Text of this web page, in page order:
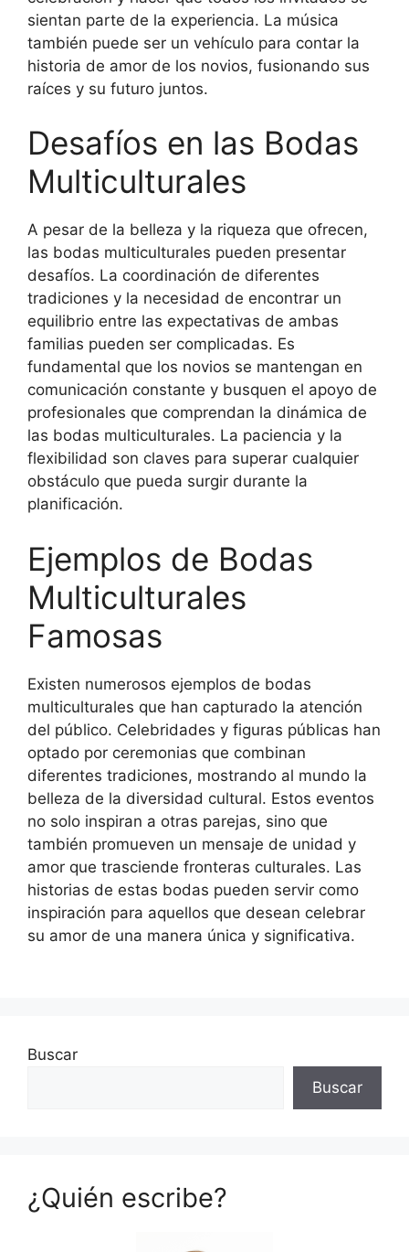
sientan parte de la experiencia. La música
también puede ser un vehículo para contar la
historia de amor de los novios, fusionando sus
raíces y su futuro juntos.
Desafíos en las Bodas
Multiculturales
A pesar de la belleza y la riqueza que ofrecen,
las bodas multiculturales pueden presentar
desafíos. La coordinación de diferentes
tradiciones y la necesidad de encontrar un
equilibrio entre las expectativas de ambas
familias pueden ser complicadas. Es
fundamental que los novios se mantengan en
comunicación constante y busquen el apoyo de
profesionales que comprendan la dinámica de
las bodas multiculturales. La paciencia y la
flexibilidad son claves para superar cualquier
obstáculo que pueda surgir durante la
planificación.
Ejemplos de Bodas
Multiculturales
Famosas
Existen numerosos ejemplos de bodas
multiculturales que han capturado la atención
del público. Celebridades y figuras públicas han
optado por ceremonias que combinan
diferentes tradiciones, mostrando al mundo la
belleza de la diversidad cultural. Estos eventos
no solo inspiran a otras parejas, sino que
también promueven un mensaje de unidad y
amor que trasciende fronteras culturales. Las
historias de estas bodas pueden servir como
inspiración para aquellos que desean celebrar
su amor de una manera única y significativa.
Buscar
Buscar
¿Quién escribe?